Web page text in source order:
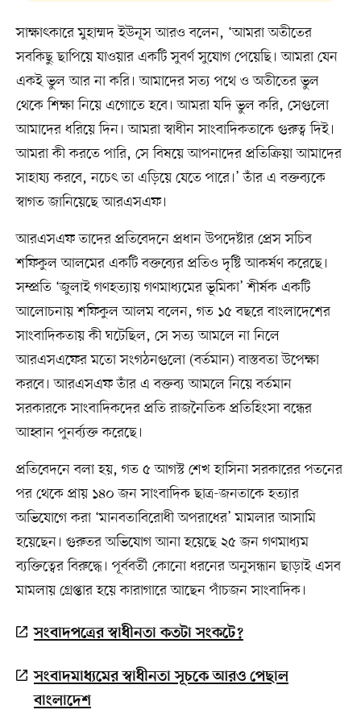
সাক্ষাৎকারে মুহাম্মদ ইউনূস আরও বলেন, ‘আমরা অতীতের
সবকিছু ছাপিয়ে যাওয়ার একটি সুবর্ণ সুযোগ পেয়েছি। আমরা যেন
একই ভুল আর না করি। আমাদের সত্য পথে ও অতীতের ভুল
থেকে শিক্ষা নিয়ে এগোতে হবে। আমরা যদি ভুল করি, সেগুলো
আমাদের ধরিয়ে দিন। আমরা স্বাধীন সাংবাদিকতাকে গুরুত্ব দিই।
আমরা কী করতে পারি, সে বিষয়ে আপনাদের প্রতিক্রিয়া আমাদের
সাহায্য করবে, নচেৎ তা এড়িয়ে যেতে পারে।’ তাঁর এ বক্তব্যকে
স্বাগত জানিয়েছে আরএসএফ।
আরএসএফ তাদের প্রতিবেদনে প্রধান উপদেষ্টার প্রেস সচিব
শফিকুল আলমের একটি বক্তব্যের প্রতিও দৃষ্টি আকর্ষণ করেছে।
সম্প্রতি ‘জুলাই গণহত্যায় গণমাধ্যমের ভূমিকা’ শীর্ষক একটি
আলোচনায় শফিকুল আলম বলেন, গত ১৫ বছরে বাংলাদেশের
সাংবাদিকতায় কী ঘটেছিল, সে সত্য আমলে না নিলে
আরএসএফের মতো সংগঠনগুলো (বর্তমান) বাস্তবতা উপেক্ষা
করবে। আরএসএফ তাঁর এ বক্তব্য আমলে নিয়ে বর্তমান
সরকারকে সাংবাদিকদের প্রতি রাজনৈতিক প্রতিহিংসা বন্ধের
আহ্বান পুনর্ব্যক্ত করেছে।
প্রতিবেদনে বলা হয়, গত ৫ আগস্ট শেখ হাসিনা সরকারের পতনের
পর থেকে প্রায় ১৪০ জন সাংবাদিক ছাত্র-জনতাকে হত্যার
অভিযোগে করা ‘মানবতাবিরোধী অপরাধের’ মামলার আসামি
হয়েছেন। গুরুতর অভিযোগ আনা হয়েছে ২৫ জন গণমাধ্যম
ব্যক্তিত্বের বিরুদ্ধে। পূর্ববর্তী কোনো ধরনের অনুসন্ধান ছাড়াই এসব
মামলায় গ্রেপ্তার হয়ে কারাগারে আছেন পাঁচজন সাংবাদিক।
সংবাদপত্রের স্বাধীনতা কতটা সংকটে?
সংবাদমাধ্যমের স্বাধীনতা সূচকে আরও পেছাল
বাংলাদেশ